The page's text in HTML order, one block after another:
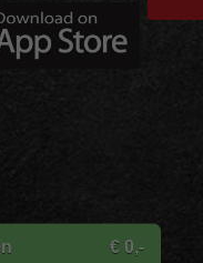
€ 0,-